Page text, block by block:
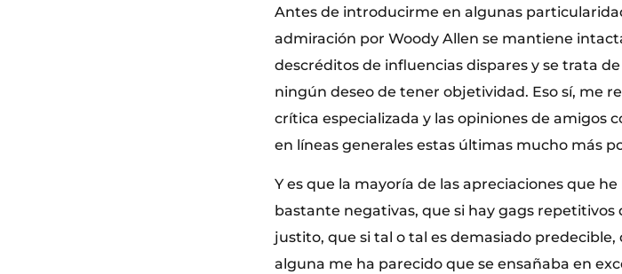
Antes de introducirme en algunas
admiración por Woody Allen se mantiene
descréditos de influencias dispares y se trata
ningún deseo de tener objetividad. Eso sí, me
crítica especializada y las opiniones de amigos
en líneas generales estas últimas mucho más
Y es que la mayoría de las apreciaciones que
bastante negativas, que si hay gags repetitivos
justito, que si tal o tal es demasiado
alguna me ha parecido que se ensañaba en